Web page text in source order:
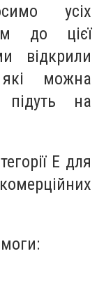
усіх
до цієї
відкрили
можна
на
Е для